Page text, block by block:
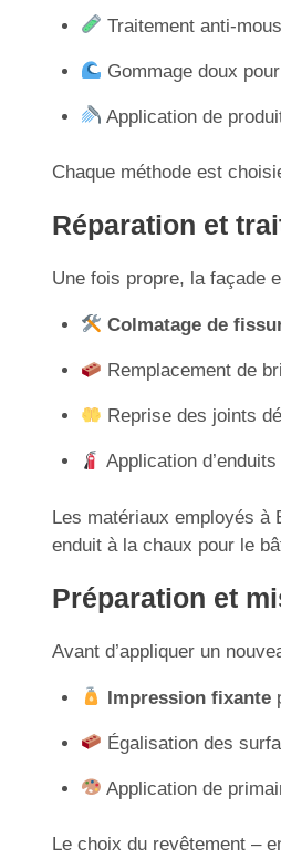
Traitement anti-
Gommage doux
Application de
Chaque méthode est
Réparation et
Une fois propre, la façade
Colmatage de
Remplacement de
Reprise des joints
Application
Les matériaux employés à
enduit à la chaux pour le
Préparation et
Avant d’appliquer un
Impression fixante
Égalisation des
Application de
Le choix du revêtement –